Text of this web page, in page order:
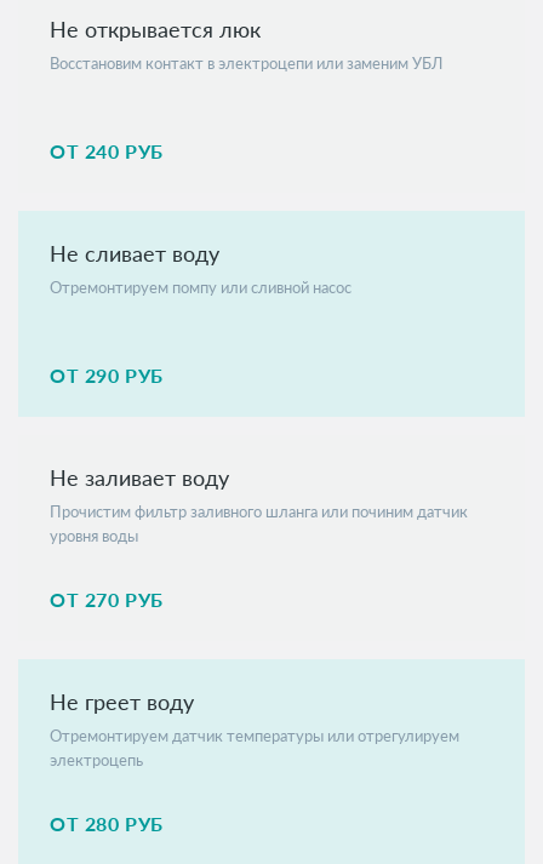
Не открывается люк
Восстановим контакт в электроцепи или заменим УБЛ
ОТ 240 РУБ
Не сливает воду
Отремонтируем помпу или сливной насос
ОТ 290 РУБ
Не заливает воду
Прочистим фильтр заливного шланга или починим датчик
уровня воды
ОТ 270 РУБ
Не греет воду
Отремонтируем датчик температуры или отрегулируем
электроцепь
ОТ 280 РУБ